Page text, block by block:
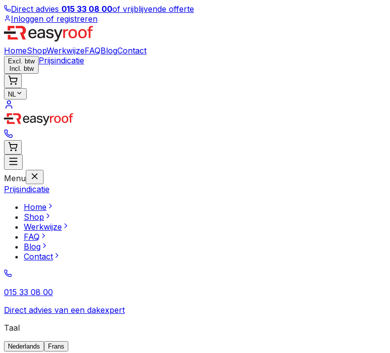
Direct advies 015 33 08 00of vrijblijvende offerte
Inloggen of registreren
HomeShopWerkwijzeFAQBlogContact
Excl. btw
Incl. btw
Prijsindicatie
NL
Menu
Prijsindicatie
Home
Shop
Werkwijze
FAQ
Blog
Contact
015 33 08 00
Direct advies van een dakexpert
Taal
Nederlands Frans